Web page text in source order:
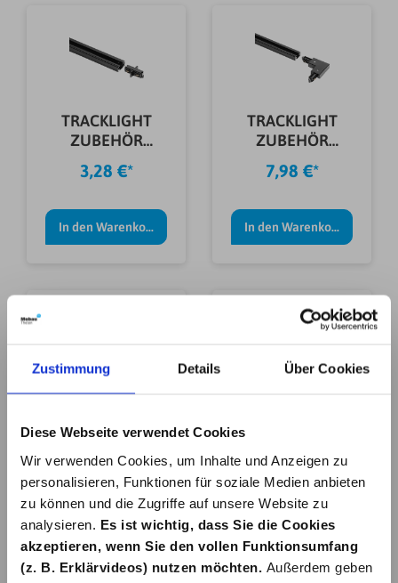
Zustimmung Details Über Cookies
Diese Webseite verwendet Cookies
Wir verwenden Cookies, um Inhalte und Anzeigen zu
personalisieren, Funktionen für soziale Medien anbieten
zu können und die Zugriffe auf unsere Website zu
analysieren. Es ist wichtig, dass Sie die Cookies
akzeptieren, wenn Sie den vollen Funktionsumfang
(z. B. Erklärvideos) nutzen möchten.
Außerdem geben
TRACKLIGHT
ZUBEHÖR
LINEARVERBINDE
R SCHWA
3,28 €*
In den Warenkorb
TRACKLIGHT
ZUBEHÖR
ECKVERBINDER
SCHWARZ
7,98 €*
In den Warenkorb
SPOT PEAR
WEIß
34,80 €*
In den Warenkorb
WEIß
49,79 €*
In den Warenkorb